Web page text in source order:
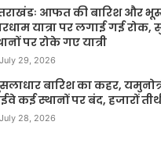
आफत की बारिश और
यात्रा पर लगाई गई रोक,
पर रोके गए यात्री
July 29, 2026
बारिश का कहर,
कई स्थानों पर बंद, हजारों
July 28, 2026